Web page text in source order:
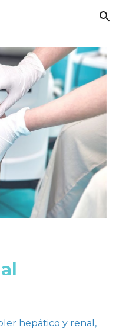
Skip to navigation
hepático y renal,